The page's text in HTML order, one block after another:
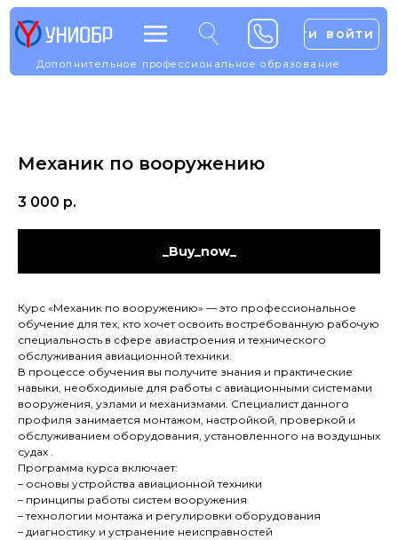
войти войти
Дополнительное профессиональное образование
войти войти
Дополнительное профессионально образование
Механик по вооружению
3 000 р.
_Buy_now_
Курс «Механик по вооружению» — это профессиональное
обучение для тех, кто хочет освоить востребованную рабочую
специальность в сфере авиастроения и технического
обслуживания авиационной техники.
В процессе обучения вы получите знания и практические
навыки, необходимые для работы с авиационными системами
вооружения, узлами и механизмами. Специалист данного
профиля занимается монтажом, настройкой, проверкой и
обслуживанием оборудования, установленного на воздушных
судах .
Программа курса включает:
– основы устройства авиационной техники
– принципы работы систем вооружения
– технологии монтажа и регулировки оборудования
– диагностику и устранение неисправностей